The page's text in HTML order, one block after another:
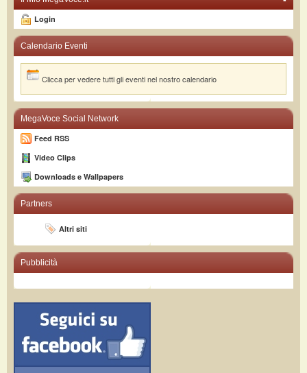
Login
Calendario Eventi
Clicca per vedere tutti gli eventi nel nostro calendario
MegaVoce Social Network
Feed RSS
Video Clips
Downloads e Wallpapers
Partners
Altri siti
Pubblicità